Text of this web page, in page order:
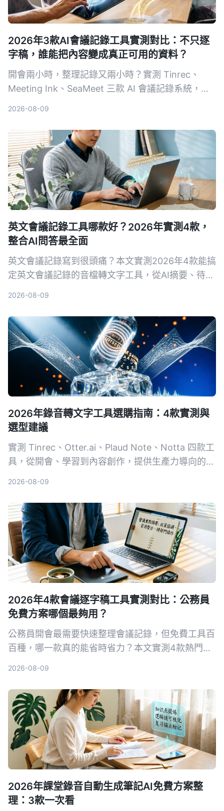
2026年3款AI會議記錄工具實測對比：不只逐
字稿，誰能把內容變成真正可用的資料？
開會兩小時，整理記錄又兩小時？實測 Tinrec、
Meeting Ink、SeaMeet 三款 AI 會議記錄系統，從
2026-08-09
英文會議記錄工具哪款好？2026年實測4款，
整合AI問答最全面
英文會議記錄寫到很頭痛？本文實測2026年4款能搞
定英文會議記錄的音檔轉文字工具，從AI摘要、待辦
2026-08-09
2026年錄音轉文字工具選購指南：4款實測與
選型建議
實測 Tinrec、Otter.ai、Plaud Note、Notta 四款工
具，從開會、學習到內容創作，提供生產力導向的選
2026-08-09
2026年4款會議逐字稿工具實測對比：公務員
免費方案哪個最夠用？
公務員開會最需要快速整理會議記錄，但免費工具百
百種，哪一款真的能省時省力？本文實測4款熱門AI
2026-08-09
2026年課堂錄音自動生成筆記AI免費方案整
理：3款一次看